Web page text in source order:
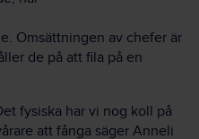
Omsättningen av chefer är
de på att fila på en
fysiska har vi nog koll på
att fånga säger Anneli